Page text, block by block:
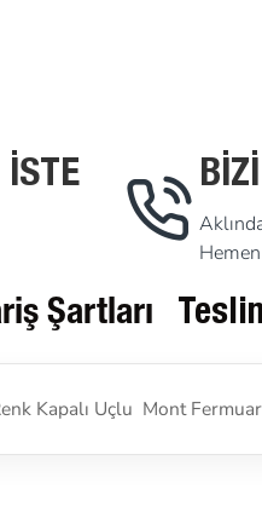
İSTE
Şartları
Kapalı Uçlu Mont